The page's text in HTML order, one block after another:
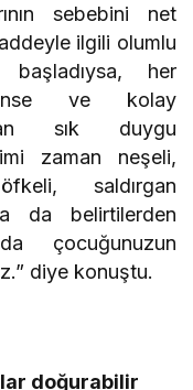
sebebini net
ilgili olumlu
her
ve kolay
sık duygu
zaman neşeli,
saldırgan
da belirtilerden
çocuğunuzun
diye konuştu.
doğurabilir